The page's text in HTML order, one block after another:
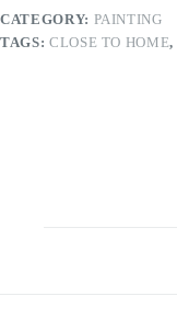
CATEGORY: PAINTING
TAGS: CLOSE TO HOME,